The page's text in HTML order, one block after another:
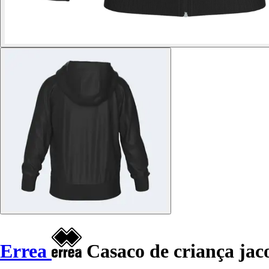
Errea Casaco de criança